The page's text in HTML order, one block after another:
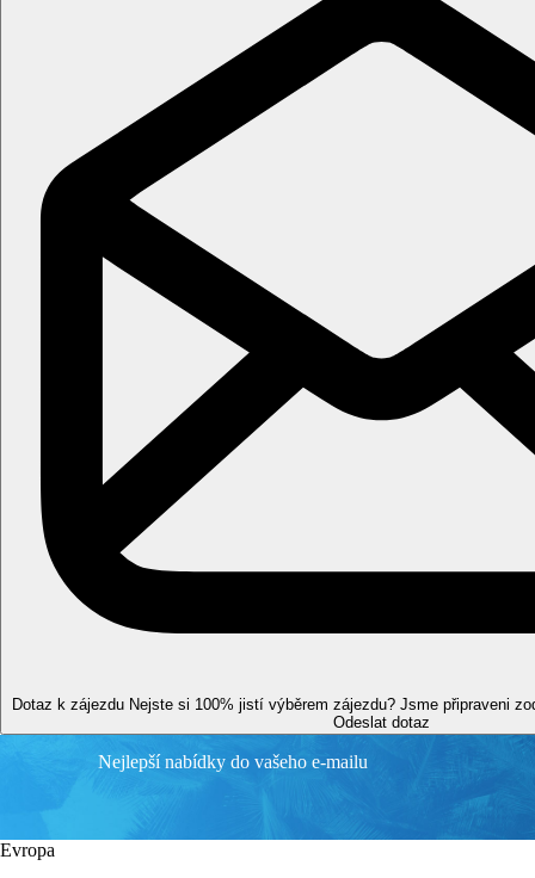
Pisečná pláž přímo u hotelu
Lehátka a slunečníky zdarma
Sportovní nabídka
Zdarma:
3 tenisové kurty (míčky za poplatek), stolní
Za poplatek:půjčovna kol, potápění, biliár, Power Plate.
Děti
Miniklub (3–12 let), dětské
hřiště, hlídání dětí za poplatek.
Mauricia Beachcomber Resort & Spa, Mauritius | Beachcomber
V hotelu se nachází spa centrum
Za poplatek:sauna, parní sauna a masáže
Zdarma: WiFi v resortu a na pokojích.
Oficiální kategorie
4 hvězdičky
Vzdálenosti
73 km
Vzdálenost k pláži
Dotaz k zájezdu Nejste si 100% jistí výběrem zájezdu? Jsme připraveni
Odeslat dotaz
Nejlepší nabídky do vašeho e-mailu
Evropa